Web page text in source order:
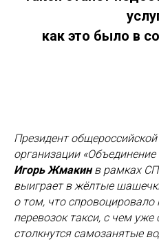
как это было в
Президент
организации
Игорь Жмакинв рамках
выиграет в жёлтые
о том, что спровоцировало
перевозок такси, с чем уже
столкнутся самозанятые